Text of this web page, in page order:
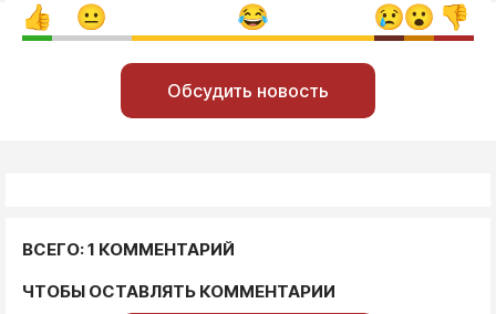
Обсудить новость
ВСЕГО: 1 КОММЕНТАРИЙ
ЧТОБЫ ОСТАВЛЯТЬ КОММЕНТАРИИ